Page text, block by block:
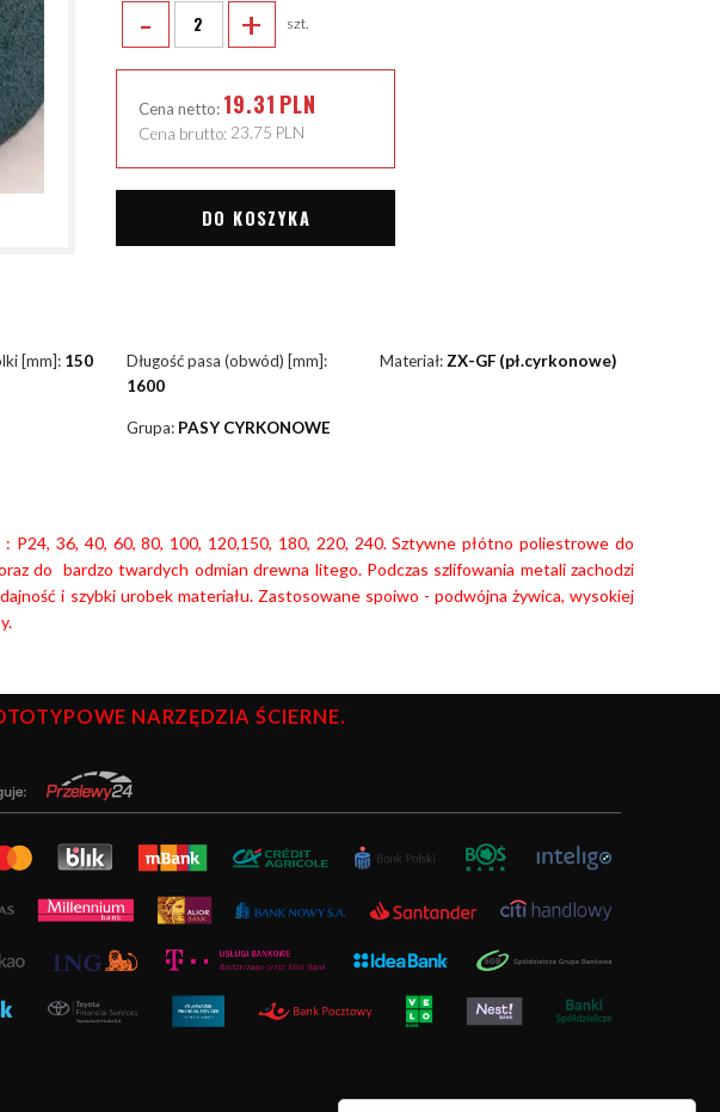
- + szt.
Cena netto: 19.31 PLN
Cena brutto: 23.75 PLN
DO KOSZYKA
[mm]: 150
Długość pasa (obwód) [mm]:
1600
Materiał:ZX-GF (pł.cyrkonowe)
Grupa: PASY CYRKONOWE
P24, 36, 40, 60, 80, 100, 120,150, 180, 220, 240. Sztywne płótno poliestrowe do
do bardzo twardych odmian drewna litego. Podczas szlifowania metali zachodzi
i szybki urobek materiału.Zastosowane spoiwo - podwójna żywica, wysokiej
NARZĘDZIA ŚCIERNE.